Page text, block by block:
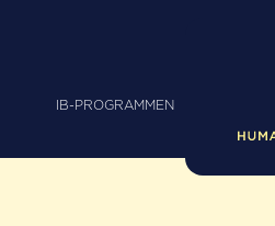
IB-PROGRAMMEN